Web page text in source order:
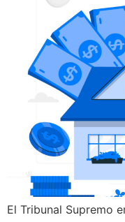
El Tribunal Supremo